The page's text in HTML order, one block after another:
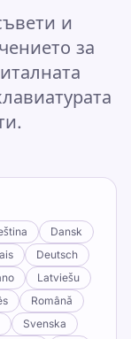
и
за
Dansk
Deutsch
Latviešu
Română
Svenska